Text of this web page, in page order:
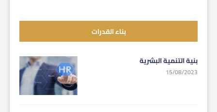
بناء القدرات
بنية التنمية البشرية
15/08/2023